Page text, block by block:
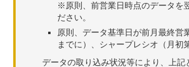
※原則、前営業日時点のデータを
ださい。
原則、データ基準日が前月最終
までに）、シャープレシオ（月
データの取り込み状況等により、上